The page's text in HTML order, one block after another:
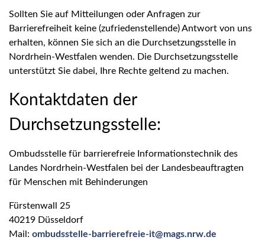
Sollten Sie auf Mitteilungen oder Anfragen zur
Barrierefreiheit keine (zufriedenstellende) Antwort von uns
erhalten, können Sie sich an die Durchsetzungsstelle in
Nordrhein-Westfalen wenden. Die Durchsetzungsstelle
unterstützt Sie dabei, Ihre Rechte geltend zu machen.
Kontaktdaten der
Durchsetzungsstelle:
Ombudsstelle für barrierefreie Informationstechnik des
Landes Nordrhein-Westfalen bei der Landesbeauftragten
für Menschen mit Behinderungen
Fürstenwall 25
40219 Düsseldorf
Mail: ombudsstelle-barrierefreie-it@mags.nrw.de